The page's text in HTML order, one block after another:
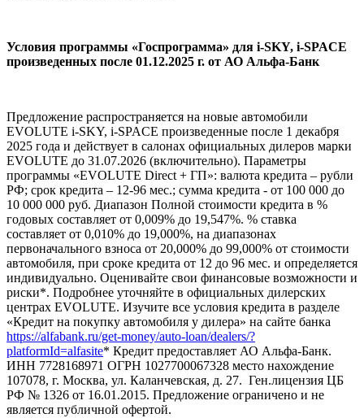
Условия программы «Госпрограмма» для i‑SKY, i‑SPACE
произведенных после 01.12.2025 г. от АО Альфа-Банк
Предложение распространяется на новые автомобили
EVOLUTE i-SKY, i-SPACE произведенные после 1 декабря
2025 года и действует в салонах официальных дилеров марки
EVOLUTE до 31.07.2026 (включительно). Параметры
программы «EVOLUTE Direct + ГП»: валюта кредита – рубли
РФ; срок кредита – 12-96 мес.; сумма кредита - от 100 000 до
10 000 000 руб. Диапазон Полной стоимости кредита в %
годовых составляет от 0,009% до 19,547%. % ставка
составляет от 0,010% до 19,000%, на диапазонах
первоначального взноса от 20,000% до 99,000% от стоимости
автомобиля, при сроке кредита от 12 до 96 мес. и определяется
индивидуально. Оценивайте свои финансовые возможности и
риски*. Подробнее уточняйте в официальных дилерских
центрах EVOLUTE. Изучите все условия кредита в разделе
«Кредит на покупку автомобиля у дилера» на сайте банка
https://alfabank.ru/get-money/auto-loan/dealers/?
platformId=alfasite* Кредит предоставляет АО Альфа-Банк.
ИНН 7728168971 ОГРН 1027700067328 место нахождение
107078, г. Москва, ул. Каланчевская, д. 27. Ген.лицензия ЦБ
РФ № 1326 от 16.01.2015. Предложение ограничено и не
является публичной офертой.